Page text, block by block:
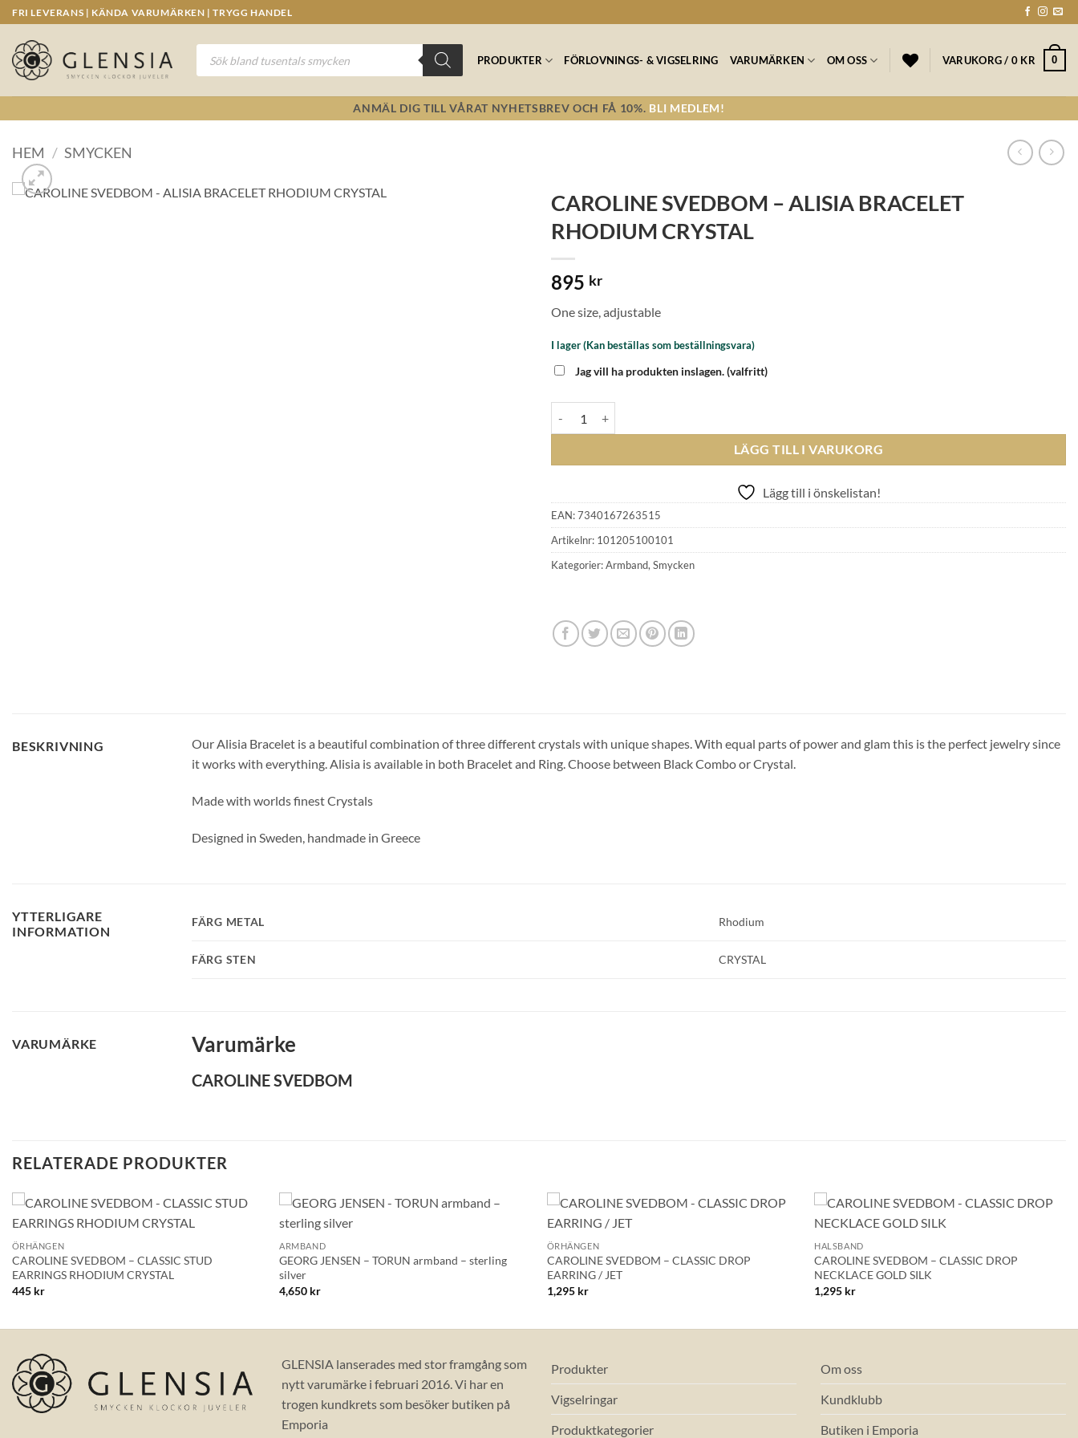
Skip
to
content
FRI LEVERANS | KÄNDA VARUMÄRKEN | TRYGG HANDEL
Produktsökning
PRODUKTER FÖRLOVNINGS- & VIGSELRING VARUMÄRKEN OM OSS VARUKORG / 0 KR 0
ANMÄL DIG TILL VÅRAT NYHETSBREV OCH FÅ 10%. BLI MEDLEM!
HEM / SMYCKEN
CAROLINE SVEDBOM – ALISIA BRACELET
RHODIUM CRYSTAL
895 kr
One size, adjustable
I lager (Kan beställas som beställningsvara)
Jag vill ha produkten inslagen.(valfritt)
LÄGG TILL I VARUKORG
Lägg till i önskelistan!
EAN:7340167263515
Artikelnr: 101205100101
Kategorier:Armband, Smycken
BESKRIVNING
Our Alisia Bracelet is a beautiful combination of three different crystals with unique shapes. With equal parts of power and glam this is the perfect jewelry since
it works with everything. Alisia is available in both Bracelet and Ring. Choose between Black Combo or Crystal.
Made with worlds finest Crystals
Designed in Sweden, handmade in Greece
YTTERLIGARE
INFORMATION
FÄRG METAL Rhodium
FÄRG STEN CRYSTAL
VARUMÄRKE Varumärke
CAROLINE SVEDBOM
RELATERADE PRODUKTER
+
ÖRHÄNGEN
CAROLINE SVEDBOM – CLASSIC STUD
EARRINGS RHODIUM CRYSTAL
445 kr
+
ARMBAND
GEORG JENSEN – TORUN armband – sterling
silver
4,650 kr
+
ÖRHÄNGEN
CAROLINE SVEDBOM – CLASSIC DROP
EARRING / JET
1,295 kr
+
HALSBAND
CAROLINE SVEDBOM – CLASSIC DROP
NECKLACE GOLD SILK
1,295 kr
GLENSIA lanserades med stor framgång som
nytt varumärke i februari 2016. Vi har en
trogen kundkrets som besöker butiken på
Emporia
Produkter
Vigselringar
Produktkategorier
Om oss
Kundklubb
Butiken i Emporia
E-post